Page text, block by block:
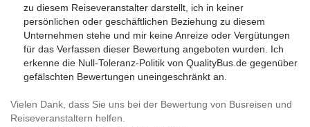
zu diesem Reiseveranstalter darstellt, ich in keiner
persönlichen oder geschäftlichen Beziehung zu diesem
Unternehmen stehe und mir keine Anreize oder Vergütungen
für das Verfassen dieser Bewertung angeboten wurden. Ich
erkenne die Null-Toleranz-Politik von QualityBus.de gegenüber
gefälschten Bewertungen uneingeschränkt an.
Vielen Dank, dass Sie uns bei der Bewertung von Busreisen und
Reiseveranstaltern helfen.